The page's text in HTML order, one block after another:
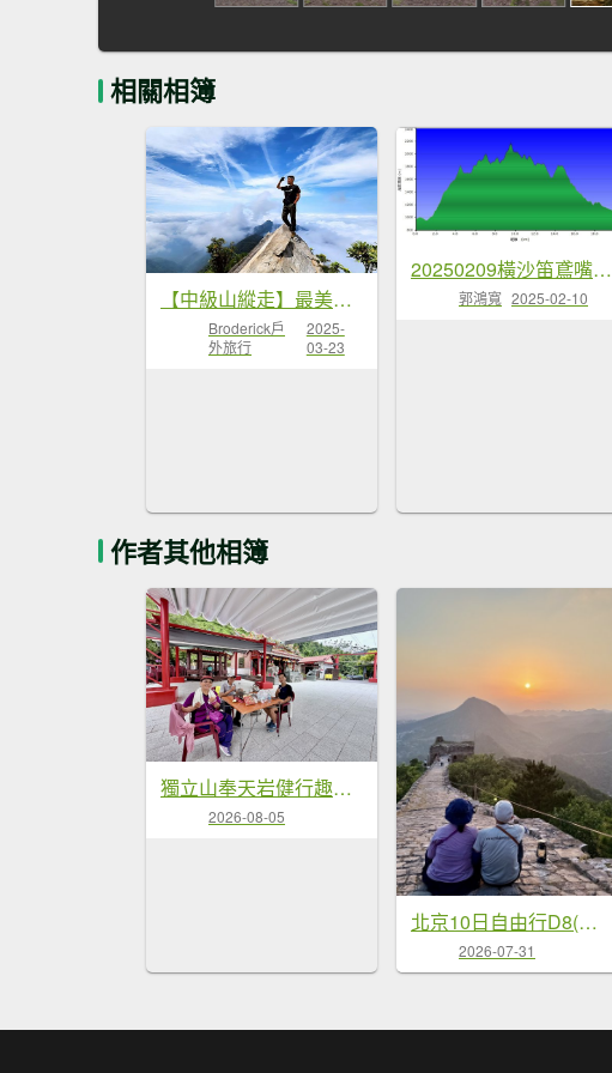
相關相簿
【中級山縱走】最美中級山，鳶嘴西稜縱走（鳶嘴山，醜崠山，長壽山）
Broderick戶
外旅行
2025-
03-23
20250209橫沙笛鳶嘴醜肥大西稜O型
郭鴻寬 2025-02-10
作者其他相簿
獨立山奉天岩健行趣（雲霧山林間的悠閒時光） 2026.7.30
2026-08-05
北京10日自由行D8(古北水鎮的江南風情與夜遊司馬台長城) 2026.07.19
2026-07-31